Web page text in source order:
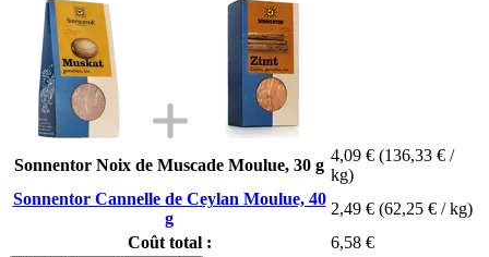
Sonnentor Noix de Muscade Moulue, 30 g
4,09 € (136,33 € /
kg)
Sonnentor Cannelle de Ceylan Moulue, 40
g
2,49 € (62,25 € / kg)
Coût total :
6,58 €